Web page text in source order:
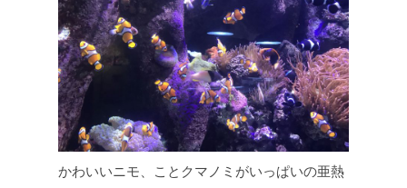
かわいいニモ、ことクマノミがいっぱいの亜熱